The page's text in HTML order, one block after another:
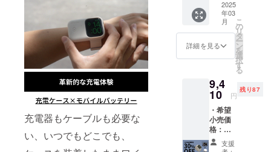
充電器もケーブルも必要な
い、いつでもどこでも、
及び商
品到着
後1ヶ月
間の交
換保証
イル
バッテ
リー
「yi-G
Watch
」×1 ※
カラー
2025
年03
月
詳細を見る
こ
の
リ
タ
ー
ン
を
選
択
す
る
9,4
10 円
残り87
・希望
小売価
格：
13,450
円(税込)
支援